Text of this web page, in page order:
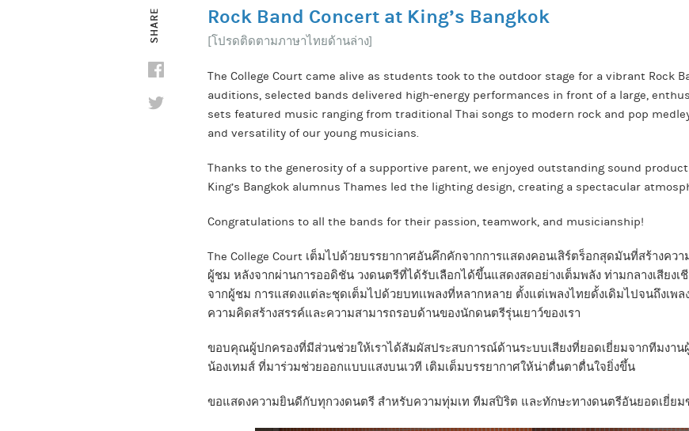
Rock Band Concert at King’s Bangkok
[โปรดติดตามภาษาไทยด้านล่าง]
The College Court came alive as students took to the outdoor stage for a vibrant Rock
auditions, selected bands delivered high-energy performances in front of a large,
sets featured music ranging from traditional Thai songs to modern rock and pop
and versatility of our young musicians.
Thanks to the generosity of a supportive parent, we enjoyed outstanding sound
King’s Bangkok alumnus Thames led the lighting design, creating a spectacular
Congratulations to all the bands for their passion, teamwork, and musicianship!
The College Court เต็มไปด้วยบรรยากาศอันคึกคักจากการแสดงคอนเสิร์ตร็อกสุดมันที่สร้างค
ผู้ชม หลังจากผ่านการออดิชัน วงดนตรีที่ได้รับเลือกได้ขึ้นแสดงสดอย่างเต็มพลัง ท่ามกลางเสียง
จากผู้ชม การแสดงแต่ละชุดเต็มไปด้วยบทเเพลงที่หลากหลาย ตั้งแต่เพลงไทยดั้งเดิมไปจนถึงเพ
ความคิดสร้างสรรค์และความสามารถรอบด้านของนักดนตรีรุ่นเยาว์ของเรา
ขอบคุณผู้ปกครองที่มีส่วนช่วยให้เราได้สัมผัสประสบการณ์ด้านระบบเสียงที่ยอดเยี่ยมจากทีมงาน
น้องเทมส์ ที่มาร่วมช่วยออกแบบแสงบนเวที เติมเต็มบรรยากาศให้น่าตื่นตาตื่นใจยิ่งขึ้น
ขอแสดงความยินดีกับทุกวงดนตรี สำหรับความทุ่มเท ทีมสปิริต และทักษะทางดนตรีอันยอดเยี่ยม
SHARE